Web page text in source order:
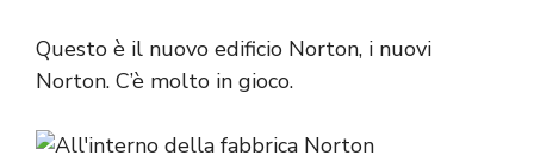
Questo è il nuovo edificio Norton, i nuovi
Norton. C’è molto in gioco.